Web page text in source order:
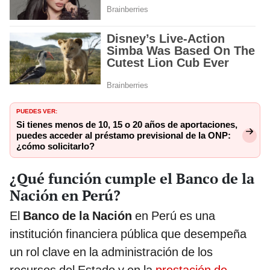
PUEDES VER:
Si tienes menos de 10, 15 o 20 años de aportaciones,
puedes acceder al préstamo previsional de la ONP:
¿cómo solicitarlo?
¿Qué función cumple el Banco de la
Nación en Perú?
El Banco de la Nación en Perú es una
institución financiera pública que desempeña
un rol clave en la administración de los